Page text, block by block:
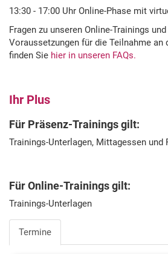
13:30 - 17:00 Uhr Online-Phase mit
Fragen zu unseren Online-Trainings
Voraussetzungen für die Teilnahme an
finden Sie hier in unseren FAQs.
Ihr Plus
Für Präsenz-Trainings gilt:
Trainings-Unterlagen, Mittagessen und
Für Online-Trainings gilt:
Trainings-Unterlagen
Termine